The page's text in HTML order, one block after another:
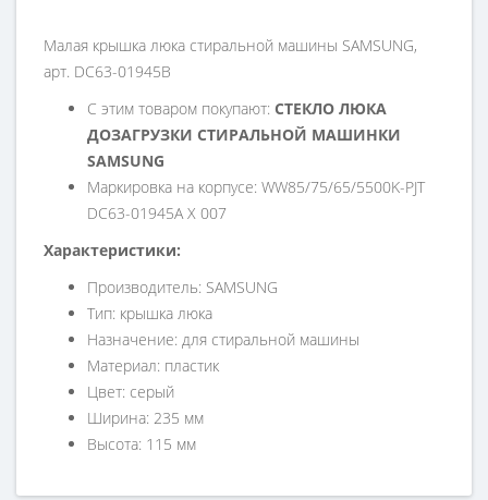
Малая крышка люка стиральной машины SAMSUNG,
арт. DC63-01945B
С этим товаром покупают: СТЕКЛО ЛЮКА
ДОЗАГРУЗКИ СТИРАЛЬНОЙ МАШИНКИ
SAMSUNG
Маркировка на корпусе: WW85/75/65/5500K-PJT
DC63-01945A X 007
Характеристики:
Производитель: SAMSUNG
Тип: крышка люка
Назначение: для стиральной машины
Материал: пластик
Цвет: серый
Ширина: 235 мм
Высота: 115 мм